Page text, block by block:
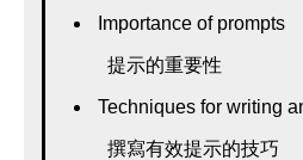
Importance of prompts
提示的重要性
Techniques for writing
撰寫有效提示的技巧